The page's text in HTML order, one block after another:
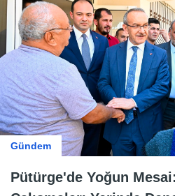
Gündem
Pütürge'de Yoğun